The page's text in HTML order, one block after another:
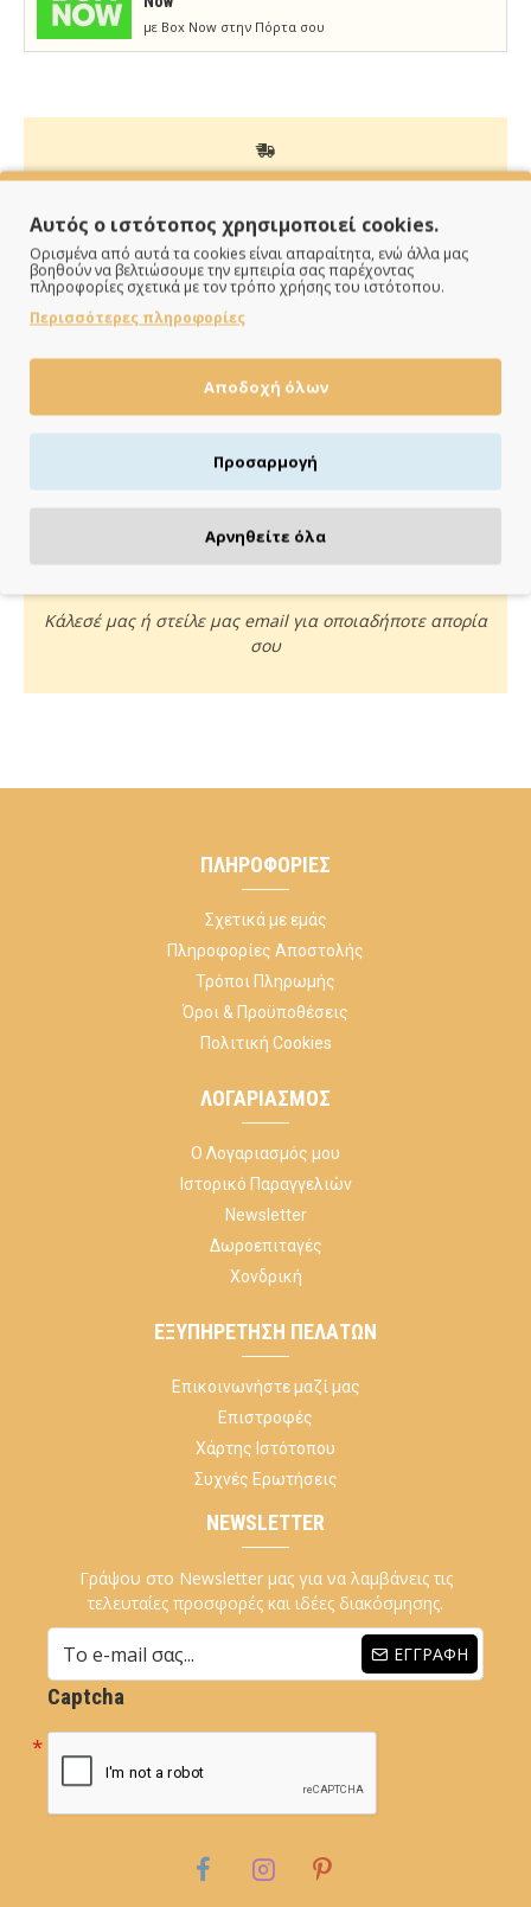
με Box Now στην Πόρτα σου
Άμεση αποστολή της παραγγελίας σου σε 1 - 2 εργάσιμες
ημέρες
ΠΛΗΡΩΝΕΙΣ ΟΠΩΣ ΘΕΣ
ΚΑΝΕ ΜΙΑ ΕΡΩΤΗΣΗ
Κάλεσέ μας ή στείλε μας email για οποιαδήποτε απορία
σου
ΠΛΗΡΟΦΟΡΊΕΣ
Σχετικά με εμάς
Πληροφορίες Αποστολής
Τρόποι Πληρωμής
Όροι & Προϋποθέσεις
Πολιτική Cookies
ΛΟΓΑΡΙΑΣΜΌΣ
Ο Λογαριασμός μου
Ιστορικό Παραγγελιών
Newsletter
Δωροεπιταγές
Χονδρική
ΕΞΥΠΗΡΈΤΗΣΗ ΠΕΛΑΤΏΝ
Επικοινωνήστε μαζί μας
Επιστροφές
Χάρτης Ιστότοπου
Συχνές Ερωτήσεις
NEWSLETTER
Γράψου στο Newsletter μας για να λαμβάνεις τις
τελευταίες προσφορές και ιδέες διακόσμησης.
ΕΓΓΡΑΦΉ
Captcha
Αυτός ο ιστότοπος χρησιμοποιεί cookies.
Ορισμένα από αυτά τα cookies είναι απαραίτητα, ενώ άλλα μας
βοηθούν να βελτιώσουμε την εμπειρία σας παρέχοντας
πληροφορίες σχετικά με τον τρόπο χρήσης του ιστότοπου.
Περισσότερες πληροφορίες
Αποδοχή όλων
Προσαρμογή
Αρνηθείτε όλα